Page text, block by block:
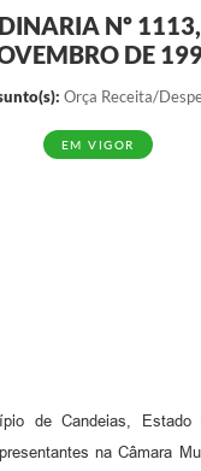
Nº
DE
Orça Receita/
EM VIGOR
de Candeias, Estado
na Câmara